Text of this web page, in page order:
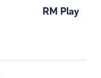
RM Play